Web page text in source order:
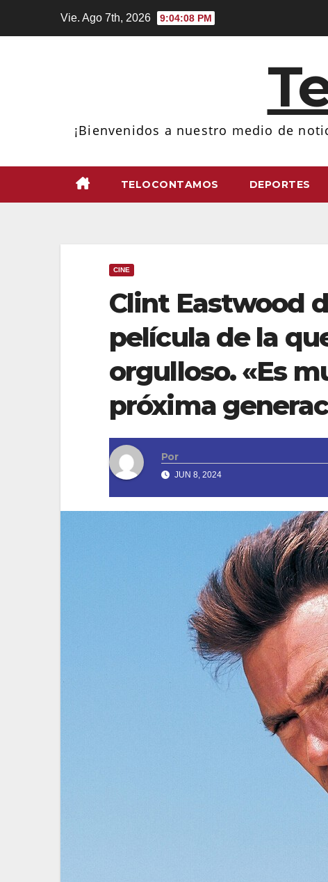
Vie. Ago 7th, 2026 9:04:09 PM
¡Bienvenidos a nuestro medio de
TELOCONTAMOS DEPORTES
CINE
Clint Eastwood
película de la
orgulloso. «Es
próxima
Por
JUN 8, 2024